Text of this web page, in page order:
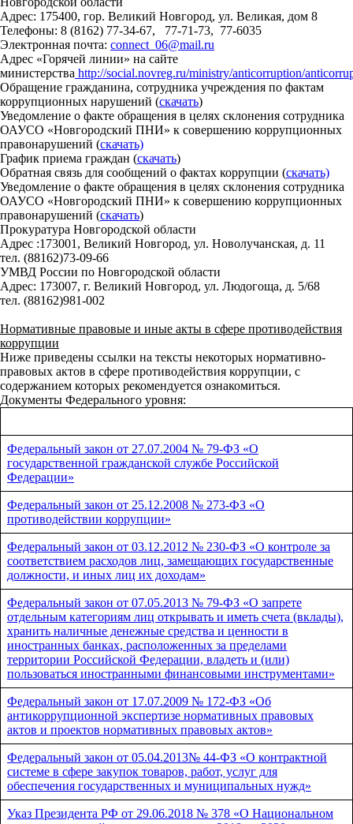
Адрес: 175400, гор. Великий Новгород, ул. Великая, дом 8
Телефоны: 8 (8162) 77-34-67, 77-71-73, 77-6035
Электронная почта: connect_06@mail.ru
Адрес «Горячей линии» на сайте
министерства http://social.novreg.ru/ministry/anticorruption/
Обращение гражданина, сотрудника учреждения по фактам
коррупционных нарушений (скачать)
Уведомление о факте обращения в целях склонения сотрудника
ОАУСО «Новгородский ПНИ» к совершению коррупционных
правонарушений (скачать)
График приема граждан (скачать)
Обратная связь для сообщений о фактах коррупции (скачать)
Уведомление о факте обращения в целях склонения сотрудника
ОАУСО «Новгородский ПНИ» к совершению коррупционных
правонарушений (скачать)
Прокуратура Новгородской области
Адрес :173001 , Великий Новгород, ул. Новолучанская, д. 11
тел. (88162)73-09-66
УМВД России по Новгородской области
Адрес: 173007, г. Великий Новгород, ул. Людогоща, д. 5/68
тел. (88162)981-002
Нормативные правовые и иные акты в сфере противодействия
коррупции
Ниже приведены ссылки на тексты некоторых нормативно-
правовых актов в сфере противодействия коррупции, с
содержанием которых рекомендуется ознакомиться.
Документы Федерального уровня:
Федеральный закон от 27.07.2004 № 79-ФЗ «О
государственной гражданской службе Российской
Федерации»
Федеральный закон от 25.12.2008 № 273-ФЗ «О
противодействии коррупции»
Федеральный закон от 03.12.2012 № 230-ФЗ «О контроле за
соответствием расходов лиц, замещающих государственные
должности, и иных лиц их доходам»
Федеральный закон от 07.05.2013 № 79-ФЗ «О запрете
отдельным категориям лиц открывать и иметь счета (вклады),
хранить наличные денежные средства и ценности в
иностранных банках, расположенных за пределами
территории Российской Федерации, владеть и (или)
пользоваться иностранными финансовыми инструментами»
Федеральный закон от 17.07.2009 № 172-ФЗ «Об
антикоррупционной экспертизе нормативных правовых
актов и проектов нормативных правовых актов»
Федеральный закон от 05.04.2013№ 44-ФЗ «О контрактной
системе в сфере закупок товаров, работ, услуг для
обеспечения государственных и муниципальных нужд»
Указ Президента РФ от 29.06.2018 № 378 «О Национальном